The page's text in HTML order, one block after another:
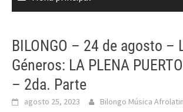
BILONGO – 24 de agosto –
Géneros: LA PLENA
– 2da. Parte
agosto 25, 2023 Bilongo Música